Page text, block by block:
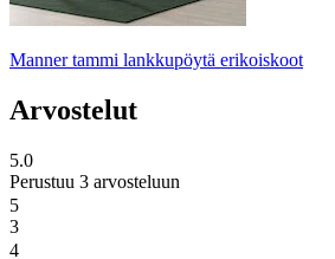
Manner tammi lankkupöytä erikoiskoot
Arvostelut
5.0
Perustuu 3 arvosteluun
5
3
4